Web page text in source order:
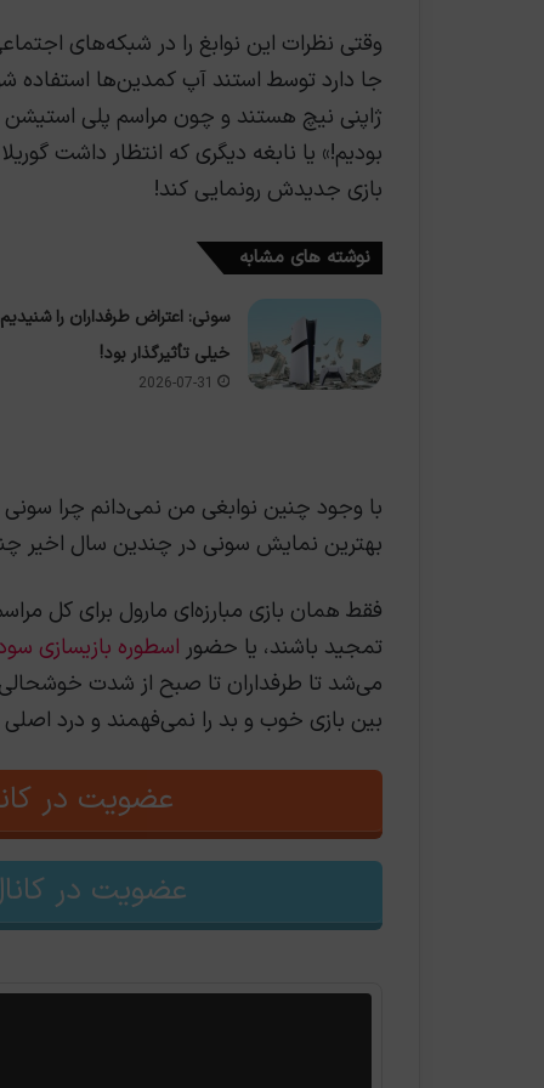
وقتی نظرات این نوابغ را در شبکه‌های
جا دارد توسط استند آپ کمدین‌ها استفاده
ژاپنی نیچ هستند و چون مراسم پلی استیشن
بازی جدیدش رونمایی کند!
نوشته های مشابه
سونی: اعتراض طرفداران را
خیلی تأثیرگذار بود!
2026-07-31
با وجود چنین نوابغی من نمی‌دانم چرا
بهترین نمایش سونی در چندین سال اخیر
فقط همان بازی مبارزه‌ای مارول برای کل
تمجید باشند، یا حضور اسطوره بازیسازی سودا
می‌شد تا طرفداران تا صبح از شدت خوشحالی
بین بازی خوب و بد را نمی‌فهمند و درد
عضویت در
عضویت در